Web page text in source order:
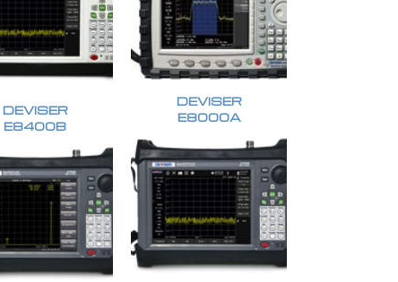
DEVISER
E8400B
DEVISER
E8000A